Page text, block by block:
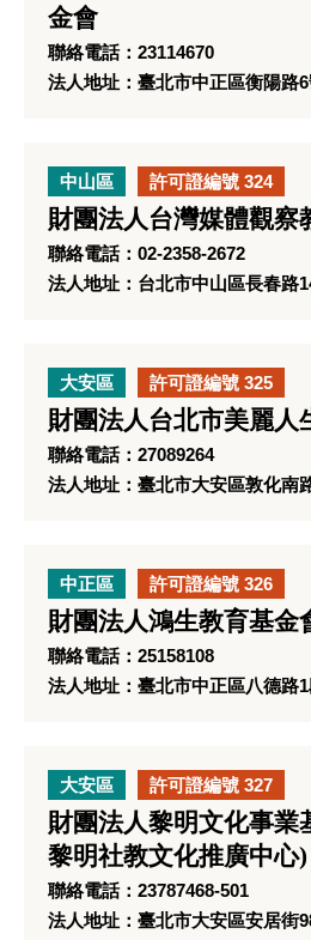
金會
聯絡電話：23114670
法人地址：臺北市中正區衡陽路
中山區 許可證編號 324
財團法人台灣媒體觀察
聯絡電話：02-2358-2672
法人地址：台北市中山區長春路
大安區 許可證編號 325
財團法人台北市美麗人
聯絡電話：27089264
法人地址：臺北市大安區敦化南
中正區 許可證編號 326
財團法人鴻生教育基金
聯絡電話：25158108
法人地址：臺北市中正區八德路
大安區 許可證編號 327
財團法人黎明文化事業
黎明社教文化推廣中心)
聯絡電話：23787468-501
法人地址：臺北市大安區安居街